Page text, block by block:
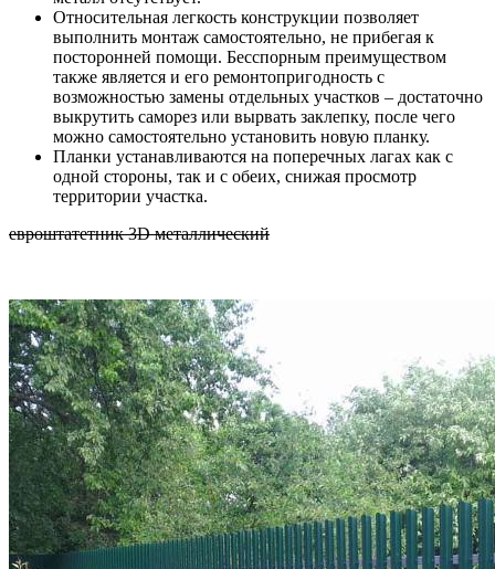
Относительная легкость конструкции позволяет
выполнить монтаж самостоятельно, не прибегая к
посторонней помощи. Бесспорным преимуществом
также является и его ремонтопригодность с
возможностью замены отдельных участков – достаточно
выкрутить саморез или вырвать заклепку, после чего
можно самостоятельно установить новую планку.
Планки устанавливаются на поперечных лагах как с
одной стороны, так и с обеих, снижая просмотр
территории участка.
евроштатетник 3D металлический